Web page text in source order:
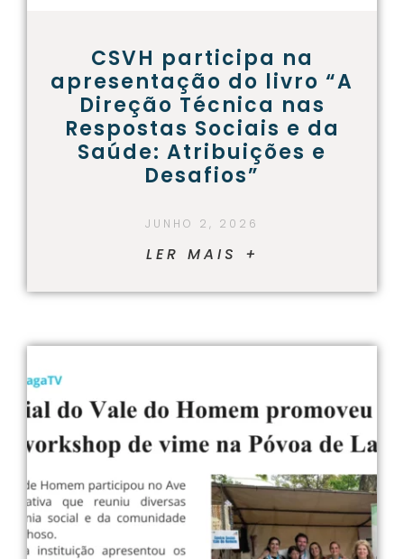
CSVH participa na
apresentação do livro “A
Direção Técnica nas
Respostas Sociais e da
Saúde: Atribuições e
Desafios”
JUNHO 2, 2026
LER MAIS +